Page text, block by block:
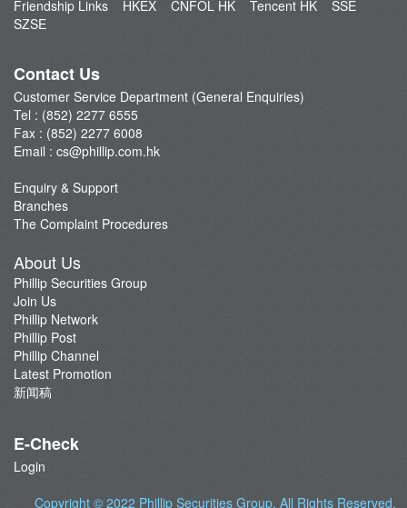
Join Us
Phillip Post
新闻稿
Friendship Links
HKEX CNFOL HK Tencent HK
SSE
SZSE
Contact Us
Customer Service Department (General Enquiries)
Tel : (852) 2277 6555
Fax : (852) 2277 6008
Email : cs@phillip.com.hk
Enquiry & Support
Branches
The Complaint Procedures
About Us
Phillip Securities Group
Join Us
Phillip Network
Phillip Post
Phillip Channel
Latest Promotion
新闻稿
E-Check
Login
Copyright © 2022 Phillip Securities Group. All Rights Reserved.